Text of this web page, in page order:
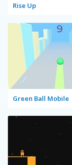
Rise Up
Green Ball Mobile